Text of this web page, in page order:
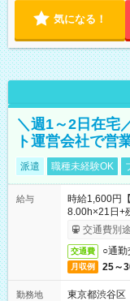
気になる！
＼週1～2日在宅
ト運営会社で営
派遣 職種未経験OK
給与
時給1,600円
8.00h×21日+
交通費別
交通費 ○通勤
月収例 25～
勤務地
東京都渋谷区